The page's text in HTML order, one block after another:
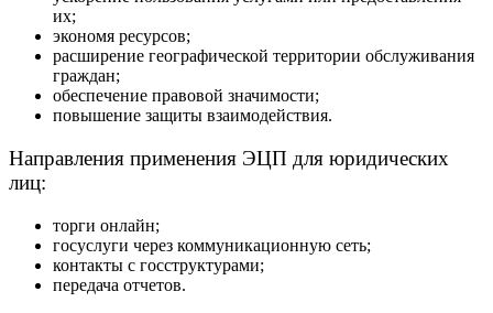
их;
экономя ресурсов;
расширение географической территории обслуживания
граждан;
обеспечение правовой значимости;
повышение защиты взаимодействия.
Направления применения ЭЦП для юридических
лиц:
торги онлайн;
госуслуги через коммуникационную сеть;
контакты с госструктурами;
передача отчетов.